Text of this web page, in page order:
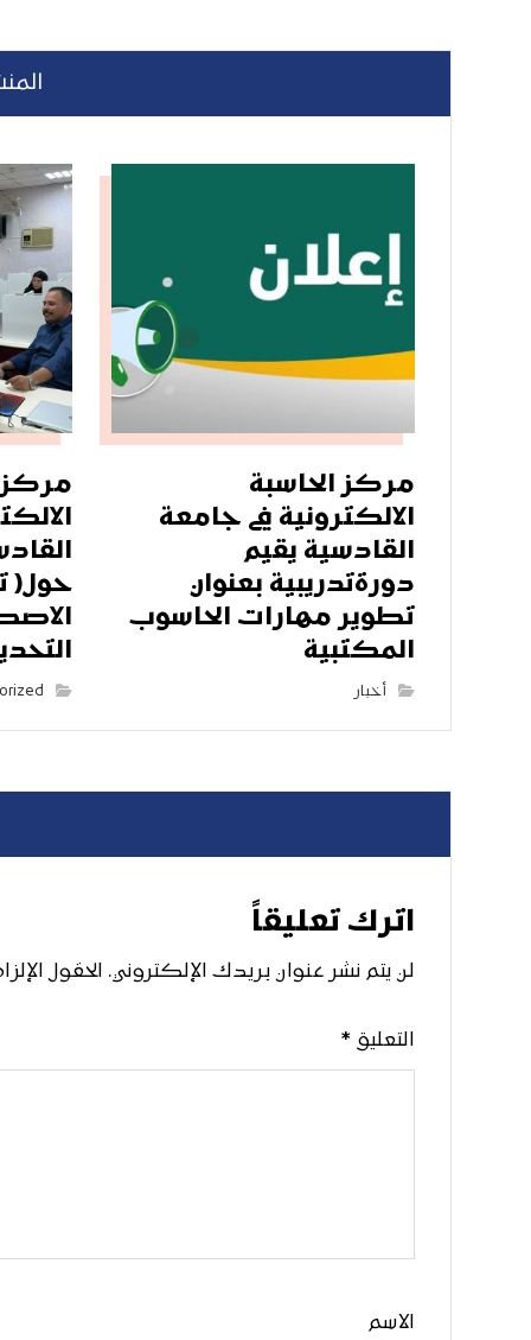
مركز الحاسبة
الالكترونية في جامعة
القادسية يقيم
دورةتدريبية بعنوان
تطوير مهارات الحاسوب
المكتبية
أخبار
مركز
حول(
اترك تعليقاً
لن يتم نشر عنوان بريدك الإلكتروني. الحقول
التعليق*
الاسم